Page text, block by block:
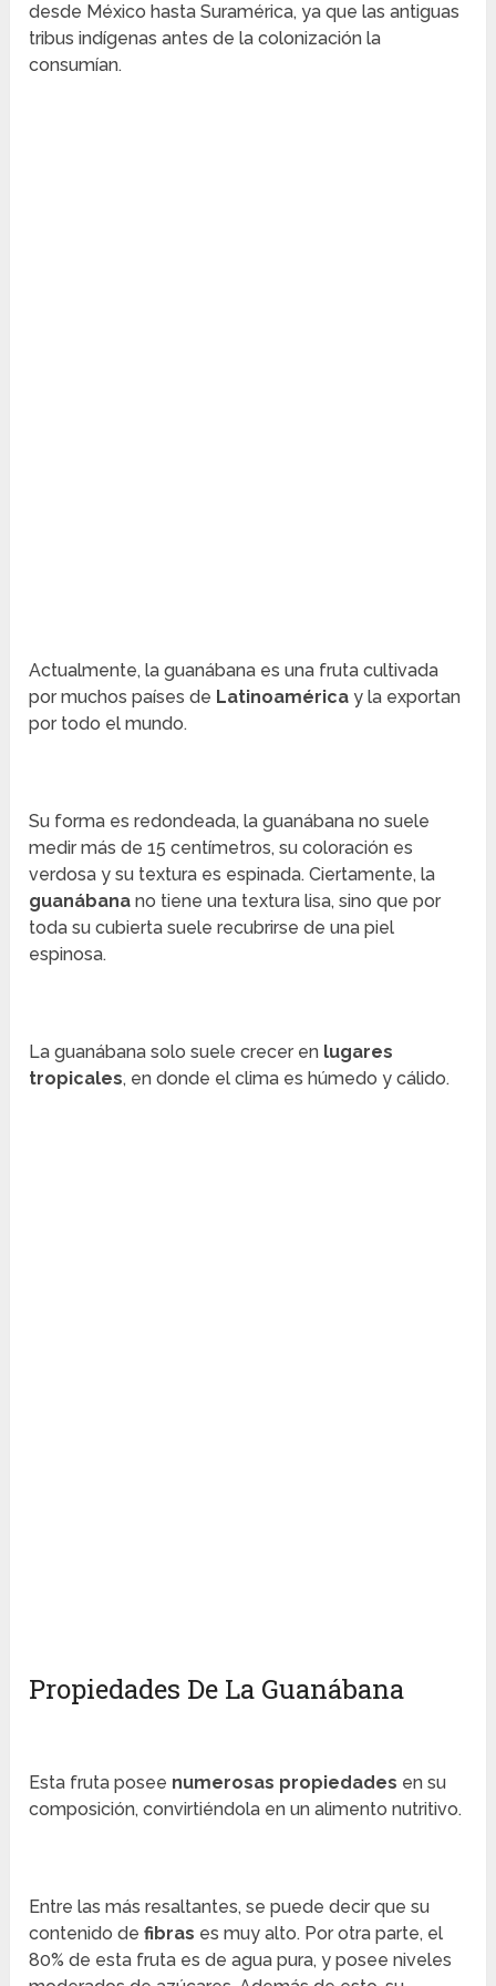
desde México hasta Suramérica, ya que las antiguas
tribus indígenas antes de la colonización la
consumían.
Actualmente, la guanábana es una fruta cultivada
por muchos países de Latinoamérica y la exportan
por todo el mundo.
Su forma es redondeada, la guanábana no suele
medir más de 15 centímetros, su coloración es
verdosa y su textura es espinada. Ciertamente, la
guanábana no tiene una textura lisa, sino que por
toda su cubierta suele recubrirse de una piel
espinosa.
La guanábana solo suele crecer en lugares
tropicales, en donde el clima es húmedo y cálido.
Propiedades De La Guanábana
Esta fruta posee numerosas propiedades en su
composición, convirtiéndola en un alimento nutritivo.
Entre las más resaltantes, se puede decir que su
contenido defibras es muy alto. Por otra parte, el
80% de esta fruta es de agua pura, y posee niveles